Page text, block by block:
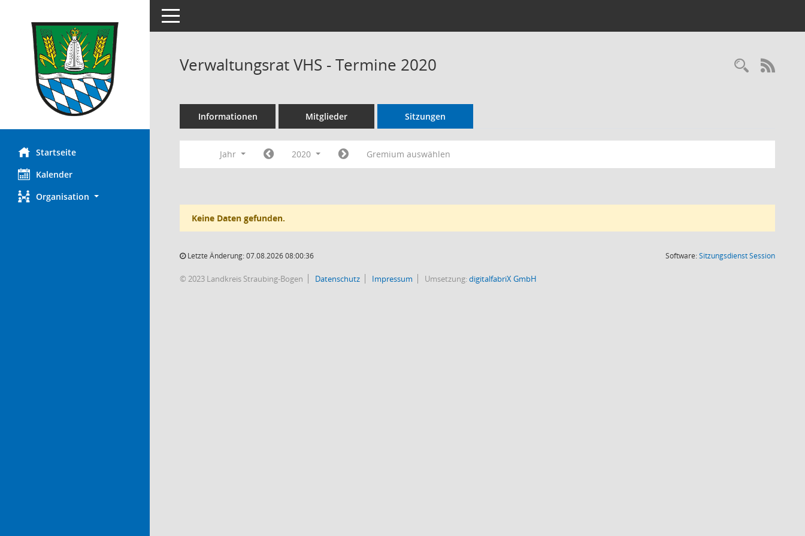
Startseite
Kalender
Organisation
Toggle navigation
Verwaltungsrat VHS - Termine 2020
Informationen Mitglieder Sitzungen
Jahr 2020 Gremium auswählen
Keine Daten gefunden.
Letzte Änderung: 07.08.2026 08:00:36 Software:SitzungsdienstSession(Wird in
© 2023 Landkreis Straubing-Bogen Datenschutz Impressum Umsetzung:digitalfabriX GmbH